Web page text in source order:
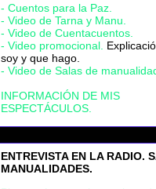
- Cuentos para la Paz.
- Video de Tarna y Manu.
- Video de Cuentacuentos.
- Video promocional.
soy y que hago.
- Video de Salas de
INFORMACIÓN DE MIS
ESPECTÁCULOS.
ENTREVISTA EN LA RADIO.
MANUALIDADES.